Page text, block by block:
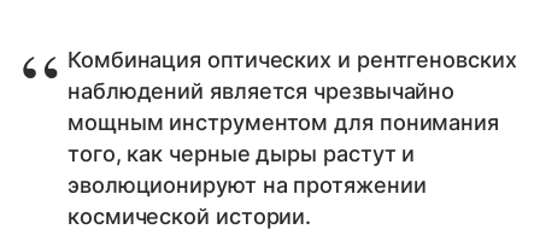
Комбинация оптических и рентгеновских
наблюдений является чрезвычайно
мощным инструментом для понимания
того, как черные дыры растут и
эволюционируют на протяжении
космической истории.